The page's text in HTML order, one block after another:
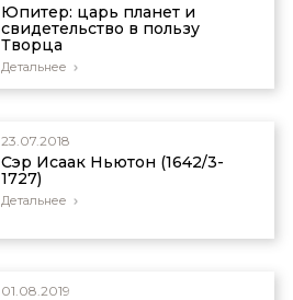
Юпитер: царь планет и
свидетельство в пользу
Творца
Детальнее
23.07.2018
Сэр Исаак Ньютон (1642/3-
1727)
Детальнее
01.08.2019